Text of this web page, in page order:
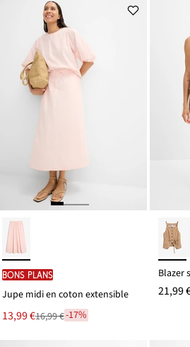
BONS PLANS
Jupe midi en coton extensible
Le
nouveau
prix
13,99 €
Remise16,99 €-17%
21,99